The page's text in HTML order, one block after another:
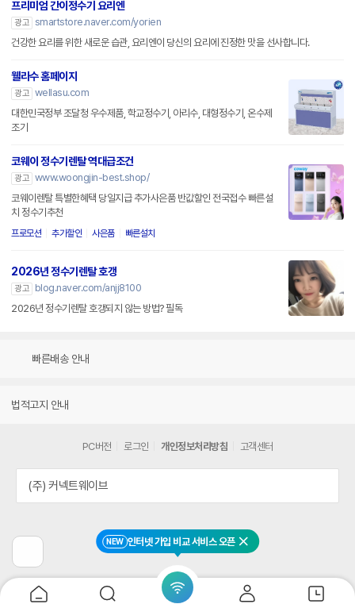
NEW 인터넷 가입 비교 서비스 오픈 닫기
프리미엄 간이정수기 요리엔
광고 smartstore.naver.com/yorien
건강한 요리를 위한 새로운 습관, 요리엔이 당신의 요리에 진정한 맛을 선사합니다.
웰라수 홈페이지
광고 wellasu.com
대한민국정부 조달청 우수제품, 학교정수기, 아리수, 대형정수기, 온수제
조기
코웨이 정수기렌탈 역대급조건
광고 www.woongjin-best.shop/
코웨이렌탈 특별한혜택 당일지급 추가사은품 반값할인 전국접수 빠른설
치 정수기추천
프로모션 추가할인 사은품 빠른설치
2026년 정수기렌탈 호갱
광고
blog.naver.com/anjj8100
2026년 정수기렌탈 호갱되지 않는 방법? 필독
빠른배송 안내
법적고지 안내
전
페
이
지
PC버전 로그인 개인정보처리방침 고객센터
(주) 커넥트웨이브